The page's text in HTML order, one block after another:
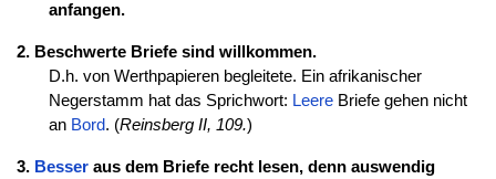
anfangen.
2. Beschwerte Briefe sind willkommen.
D.h. von Werthpapieren begleitete. Ein afrikanischer
Negerstamm hat das Sprichwort: LeereBriefe gehen nicht
an Bord. (Reinsberg II, 109.)
3. Besseraus dem Briefe recht lesen, denn auswendig